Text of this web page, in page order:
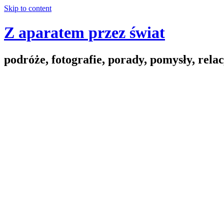
Skip to content
Z aparatem przez świat
podróże, fotografie, porady, pomysły,